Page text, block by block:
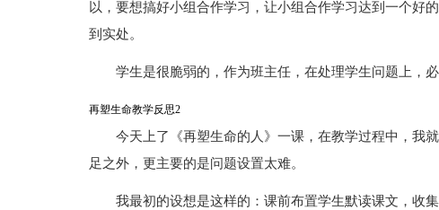
以，要想搞好小组合作学习，让小组合作学习达到一个好
到实处。
学生是很脆弱的，作为班主任，在处理学生问题上，
再塑生命教学反思2
今天上了《再塑生命的人》一课，在教学过程中，我
足之外，更主要的是问题设置太难。
我最初的设想是这样的：课前布置学生默读课文，收